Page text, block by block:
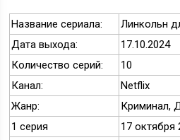
Название сериала:
Линкольн
Дата выхода:
17.10.2024
Количество серий:
10
Канал:
Netflix
Жанр:
Криминал,
1 серия
17 октября